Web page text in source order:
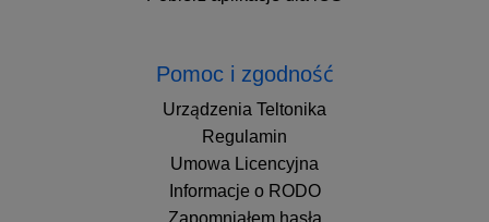
Pomoc i zgodność
Urządzenia Teltonika
Regulamin
Umowa Licencyjna
Informacje o RODO
Zapomniałem hasła